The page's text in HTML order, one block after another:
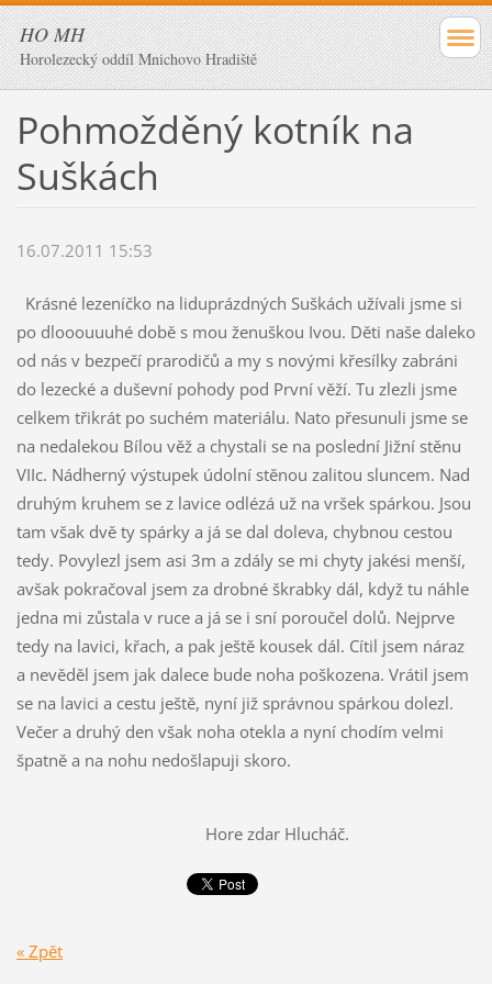
HO MH
Horolezecký oddíl Mnichovo Hradiště
Pohmožděný kotník na
Suškách
16.07.2011 15:53
Krásné lezeníčko na liduprázdných Suškách užívali jsme si
po dlooouuuhé době s mou ženuškou Ivou. Děti naše daleko
od nás v bezpečí prarodičů a my s novými křesílky zabráni
do lezecké a duševní pohody pod První věží. Tu zlezli jsme
celkem třikrát po suchém materiálu. Nato přesunuli jsme se
na nedalekou Bílou věž a chystali se na poslední Jižní stěnu
VIIc. Nádherný výstupek údolní stěnou zalitou sluncem. Nad
druhým kruhem se z lavice odlézá už na vršek spárkou. Jsou
tam však dvě ty spárky a já se dal doleva, chybnou cestou
tedy. Povylezl jsem asi 3m a zdály se mi chyty jakési menší,
avšak pokračoval jsem za drobné škrabky dál, když tu náhle
jedna mi zůstala v ruce a já se i sní poroučel dolů. Nejprve
tedy na lavici, křach, a pak ještě kousek dál. Cítil jsem náraz
a nevěděl jsem jak dalece bude noha poškozena. Vrátil jsem
se na lavici a cestu ještě, nyní již správnou spárkou dolezl.
Večer a druhý den však noha otekla a nyní chodím velmi
špatně a na nohu nedošlapuji skoro.
Hore zdar Hlucháč.
« Zpět